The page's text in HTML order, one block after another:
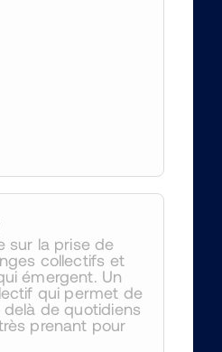
sur la prise de
collectifs et
émergent. Un
qui permet de
delà de quotidiens
prenant pour